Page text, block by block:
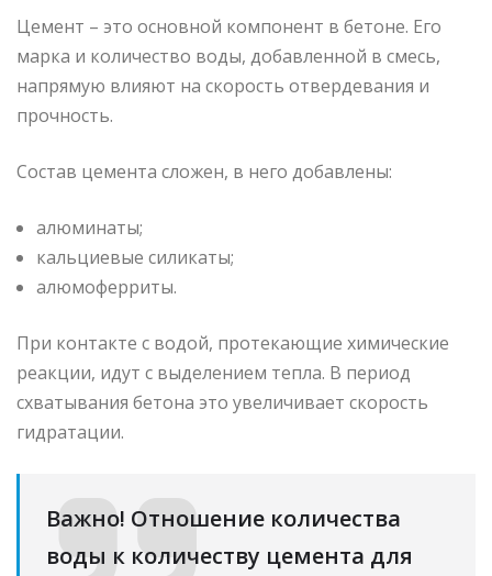
Цемент – это основной компонент в бетоне. Его
марка и количество воды, добавленной в смесь,
напрямую влияют на скорость отвердевания и
прочность.
Состав цемента сложен, в него добавлены:
алюминаты;
кальциевые силикаты;
алюмоферриты.
При контакте с водой, протекающие химические
реакции, идут с выделением тепла. В период
схватывания бетона это увеличивает скорость
гидратации.
Важно! Отношение количества
воды к количеству цемента для